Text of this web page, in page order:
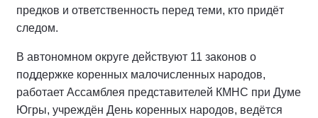
предков и ответственность перед теми, кто придёт
следом.
В автономном округе действуют 11 законов о
поддержке коренных малочисленных народов,
работает Ассамблея представителей КМНС при Думе
Югры, учреждён День коренных народов, ведётся